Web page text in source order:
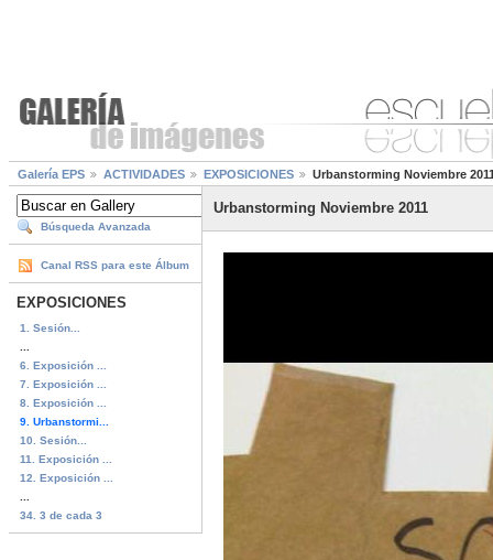
Galería EPS ACTIVIDADES EXPOSICIONES Urbanstorming Noviembre
Búsqueda Avanzada
Canal RSS para este Álbum
EXPOSICIONES
1. Sesión...
6. Exposición ...
7. Exposición ...
8. Exposición ...
9. Urbanstormi...
10. Sesión...
11. Exposición ...
12. Exposición ...
34. 3 de cada 3
Urbanstorming Noviembre 2011